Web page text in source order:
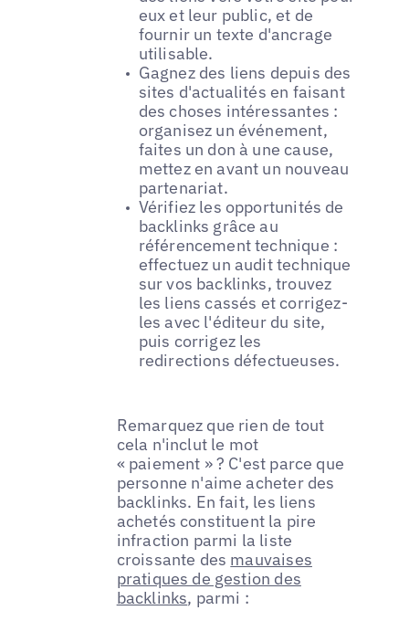
eux et leur public, et de
fournir un texte d'ancrage
utilisable.
Gagnez des liens depuis des
sites d'actualités en faisant
des choses intéressantes :
organisez un événement,
faites un don à une cause,
mettez en avant un nouveau
partenariat.
Vérifiez les opportunités de
backlinks grâce au
référencement technique :
effectuez un audit technique
sur vos backlinks, trouvez
les liens cassés et corrigez-
les avec l'éditeur du site,
puis corrigez les
redirections défectueuses.
Remarquez que rien de tout
cela n'inclut le mot
« paiement » ? C'est parce que
personne n'aime acheter des
backlinks. En fait, les liens
achetés constituent la pire
infraction parmi la liste
croissante des mauvaises
pratiques de gestion des
backlinks, parmi :